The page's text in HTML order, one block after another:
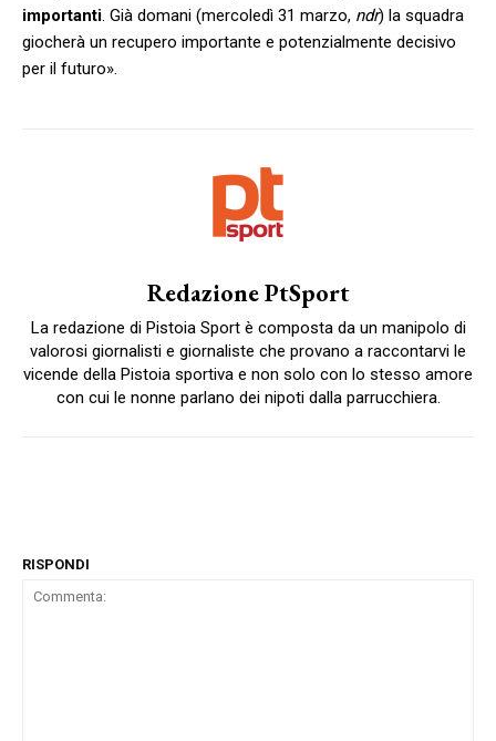
importanti. Già domani (mercoledì 31 marzo, ndr) la squadra
giocherà un recupero importante e potenzialmente decisivo
per il futuro».
Redazione PtSport
La redazione di Pistoia Sport è composta da un manipolo di
valorosi giornalisti e giornaliste che provano a raccontarvi le
vicende della Pistoia sportiva e non solo con lo stesso amore
con cui le nonne parlano dei nipoti dalla parrucchiera.
RISPONDI